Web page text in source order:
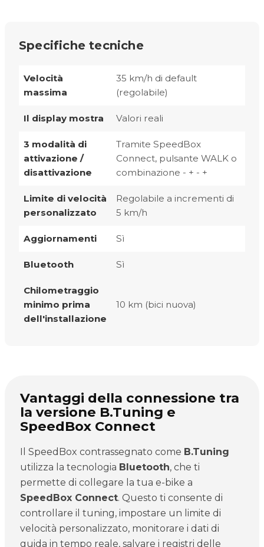
Specifiche tecniche
Velocità
massima
35 km/h di default
(regolabile)
Il display mostra Valori reali
3 modalità di
attivazione /
disattivazione
Tramite SpeedBox
Connect, pulsante WALK o
combinazione - + - +
Limite di velocità
personalizzato
Regolabile a incrementi di
5 km/h
Aggiornamenti Sì
Bluetooth Sì
Chilometraggio
minimo prima
dell'installazione
10 km (bici nuova)
Vantaggi della connessione tra
la versione B.Tuning e
SpeedBox Connect
Il SpeedBox contrassegnato come B.Tuning
utilizza la tecnologia Bluetooth, che ti
permette di collegare la tua e-bike a
SpeedBox Connect. Questo ti consente di
controllare il tuning, impostare un limite di
velocità personalizzato, monitorare i dati di
guida in tempo reale, salvare i registri delle